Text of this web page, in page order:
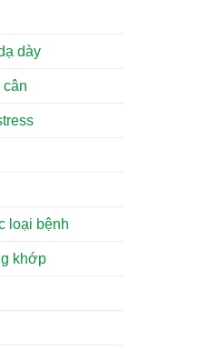
dày
cân
loại bệnh
khớp